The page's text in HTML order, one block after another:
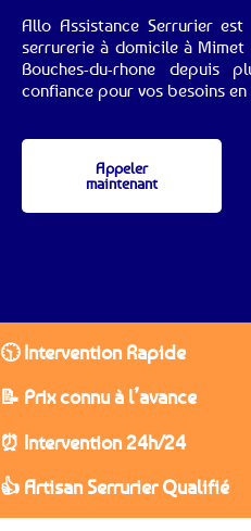
Allo Assistance Serrurier
serrurerie à domicile à
Bouches-du-rhone depuis
confiance pour vos besoins
Appeler
maintenant
🕥 Intervention Rapide
📝 Prix connu à l’avance
⏰ Intervention 24h/24
👍 Artisan Serrurier Qualifié